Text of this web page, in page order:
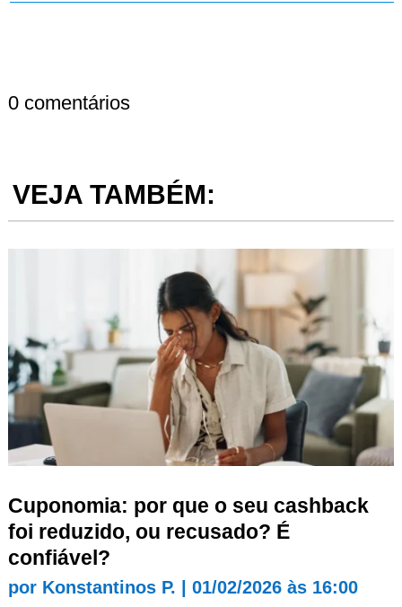
0 comentários
VEJA TAMBÉM:
Cuponomia: por que o seu cashback
foi reduzido, ou recusado? É
confiável?
por Konstantinos P. 01/02/2026 às 16:00